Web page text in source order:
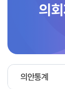
의
의안통계